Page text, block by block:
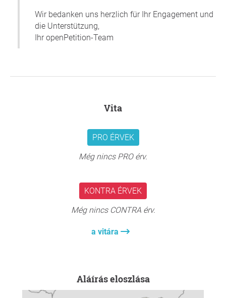
Wir bedanken uns herzlich für Ihr Engagement und
die Unterstützung,
Ihr openPetition-Team
Vita
PRO ÉRVEK
Még nincs PRO érv.
KONTRA ÉRVEK
Még nincs CONTRA érv.
a vitára
Aláírás eloszlása